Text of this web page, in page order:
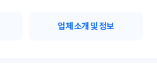
업체 소개 및 정보